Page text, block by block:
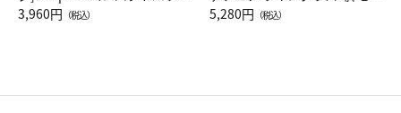
Drop JAL客室乗務員（LC）ス
3,960円 （税込）
ト（レッドワイン）
5,280円 （税込）